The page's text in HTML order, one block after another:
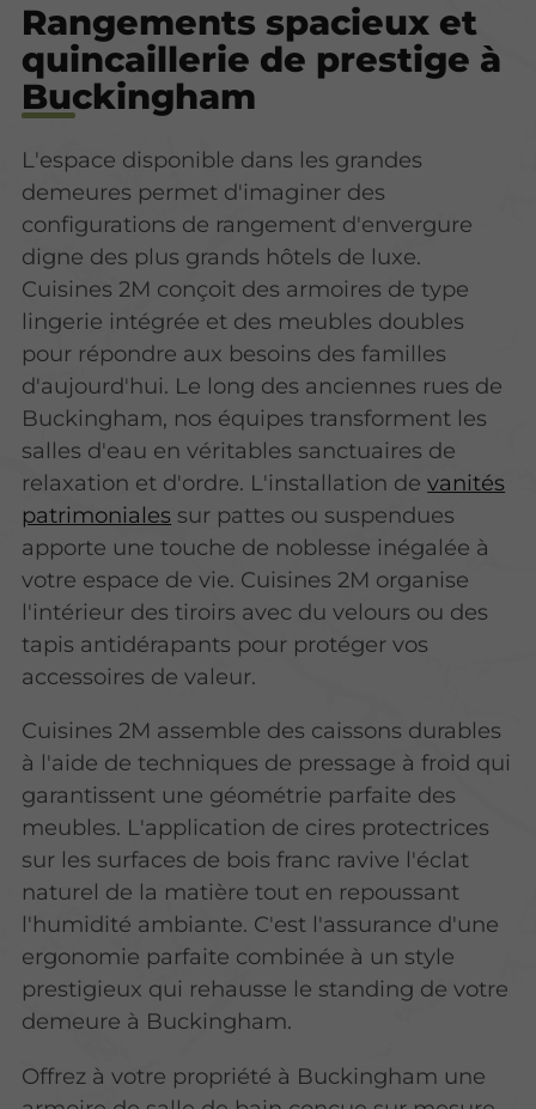
Rangements spacieux et
quincaillerie de prestige à
Buckingham
L'espace disponible dans les grandes
demeures permet d'imaginer des
configurations de rangement d'envergure
digne des plus grands hôtels de luxe.
Cuisines 2M conçoit des armoires de type
lingerie intégrée et des meubles doubles
pour répondre aux besoins des familles
d'aujourd'hui. Le long des anciennes rues de
Buckingham, nos équipes transforment les
salles d'eau en véritables sanctuaires de
relaxation et d'ordre. L'installation devanités
patrimoniales sur pattes ou suspendues
apporte une touche de noblesse inégalée à
votre espace de vie. Cuisines 2M organise
l'intérieur des tiroirs avec du velours ou des
tapis antidérapants pour protéger vos
accessoires de valeur.
Cuisines 2M assemble des caissons durables
à l'aide de techniques de pressage à froid qui
garantissent une géométrie parfaite des
meubles. L'application de cires protectrices
sur les surfaces de bois franc ravive l'éclat
naturel de la matière tout en repoussant
l'humidité ambiante. C'est l'assurance d'une
ergonomie parfaite combinée à un style
prestigieux qui rehausse le standing de votre
demeure à Buckingham.
Offrez à votre propriété à Buckingham une